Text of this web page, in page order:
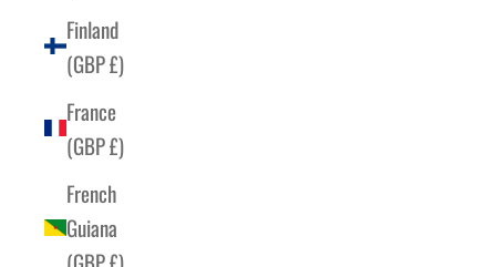
Finland
(GBP £)
France
(GBP £)
French
Guiana